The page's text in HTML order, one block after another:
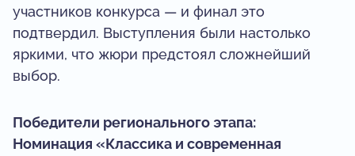
участников конкурса — и финал это
подтвердил. Выступления были настолько
яркими, что жюри предстоял сложнейший
выбор.
Победители регионального этапа:
Номинация «Классика и современная